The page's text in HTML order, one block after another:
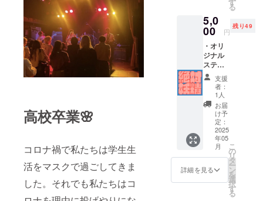
高校卒業🌸
コロナ禍で私たちは学生生
活をマスクで過ごしてきま
した。それでも私たちはコ
してる
私たち
にとっ
て大き
な憧れ
で
す！！
是非ご
支援お
願いし
ます！
る
5,0
00 円
残り49
・オリ
ジナル
ステッ
カー メ
ンバー
で1から
デザイ
ンしま
した！
【数
量】5枚
入り
【サイ
ズ）
5cmX5
cmにお
支援
者：
1人
お届
け予
定：
2025
年05
月
詳細を見る
こ
の
リ
タ
ー
ン
を
選
択
す
る